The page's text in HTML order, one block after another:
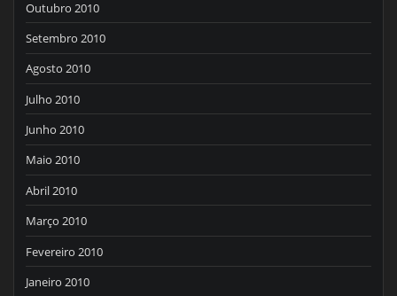
Outubro 2010
Setembro 2010
Agosto 2010
Julho 2010
Junho 2010
Maio 2010
Abril 2010
Março 2010
Fevereiro 2010
Janeiro 2010